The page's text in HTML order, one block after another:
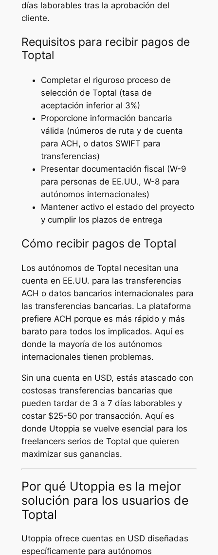
días laborables tras la aprobación del
cliente.
Requisitos para recibir pagos de
Toptal
Completar el riguroso proceso de
selección de Toptal (tasa de
aceptación inferior al 3%)
Proporcione información bancaria
válida (números de ruta y de cuenta
para ACH, o datos SWIFT para
transferencias)
Presentar documentación fiscal (W-9
para personas de EE.UU., W-8 para
autónomos internacionales)
Mantener activo el estado del proyecto
y cumplir los plazos de entrega
Cómo recibir pagos de Toptal
Los autónomos de Toptal necesitan una
cuenta en EE.UU. para las transferencias
ACH o datos bancarios internacionales para
las transferencias bancarias. La plataforma
prefiere ACH porque es más rápido y más
barato para todos los implicados. Aquí es
donde la mayoría de los autónomos
internacionales tienen problemas.
Sin una cuenta en USD, estás atascado con
costosas transferencias bancarias que
pueden tardar de 3 a 7 días laborables y
costar $25-50 por transacción. Aquí es
donde Utoppia se vuelve esencial para los
freelancers serios de Toptal que quieren
maximizar sus ganancias.
Por qué Utoppia es la mejor
solución para los usuarios de
Toptal
Utoppia ofrece cuentas en USD diseñadas
específicamente para autónomos